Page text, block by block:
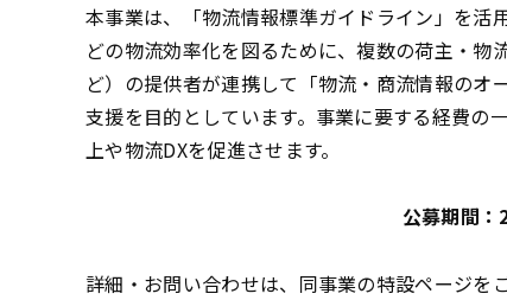
本事業は、「物流情報標準ガイドライン」を活
どの物流効率化を図るために、複数の荷主・
ど）の提供者が連携して「物流・商流情報の
支援を目的としています。事業に要する経費の
上や物流DXを促進させます。
公募期間：
詳細・お問い合わせは、同事業の特設ページを